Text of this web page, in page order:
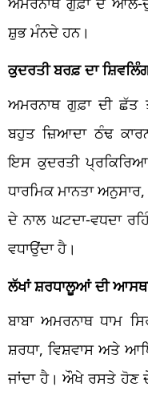
ਸ਼ੁਭ ਮੰਨਦੇ ਹਨ।
ਕੁਦਰਤੀ ਬਰਫ਼ ਦਾ
ਅਮਰਨਾਥ ਗੁਫ਼ਾ ਦੀ ਛੱਤ
ਬਹੁਤ ਜ਼ਿਆਦਾ ਠੰਢ
ਇਸ ਕੁਦਰਤੀ
ਧਾਰਮਿਕ ਮਾਨਤਾ
ਦੇ ਨਾਲ ਘਟਦਾ-ਵਧਦਾ
ਵਧਾਉਂਦਾ ਹੈ।
ਲੱਖਾਂ ਸ਼ਰਧਾਲੂਆਂ ਦੀ
ਬਾਬਾ ਅਮਰਨਾਥ ਧਾਮ
ਸ਼ਰਧਾ, ਵਿਸ਼ਵਾਸ ਅਤੇ
ਜਾਂਦਾ ਹੈ। ਔਖੇ ਰਸਤੇ ਹੋਣ